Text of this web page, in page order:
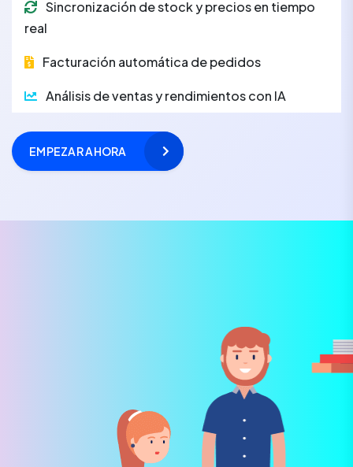
Sincronización de stock y precios en tiempo
real
Facturación automática de pedidos
Análisis de ventas y rendimientos con IA
EMPEZAR AHORA